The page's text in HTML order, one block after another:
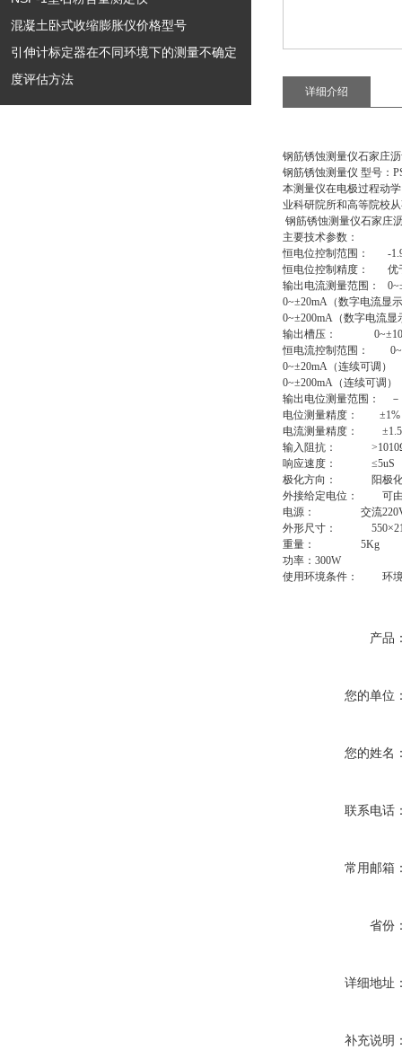
详细介绍
钢筋锈蚀测量仪石家庄
钢筋锈蚀测量仪 型号：
本测量仪在电极过程动
业科研院所和高等院校
钢筋锈蚀测量仪石家庄
主要技术参数：
恒电位控制范围： -
恒电位控制精度： 优于
输出电流测量范围：
0~±20mA（数字电流显
0~±200mA（数字电流显
输出槽压：
恒电流控制范围：
0~±20mA（连续可调）
0~±200mA（连续可调）
输出电位测量范围
电位测量精度： ±1%
电流测量精度：
输入阻抗：
响应速度： ≤5uS
极化方向： 阳极化/
外接给定电位： 可由
电源： 交流
外形尺寸：
重量： 5Kg
功率：300W
使用环境条件： 环境
产品
您的单位
您的姓名
联系电话
常用邮箱
省份
详细地址
补充说明
混凝土卧式收缩膨胀仪价格型号
引伸计标定器在不同环境下的测量不确定
度评估方法